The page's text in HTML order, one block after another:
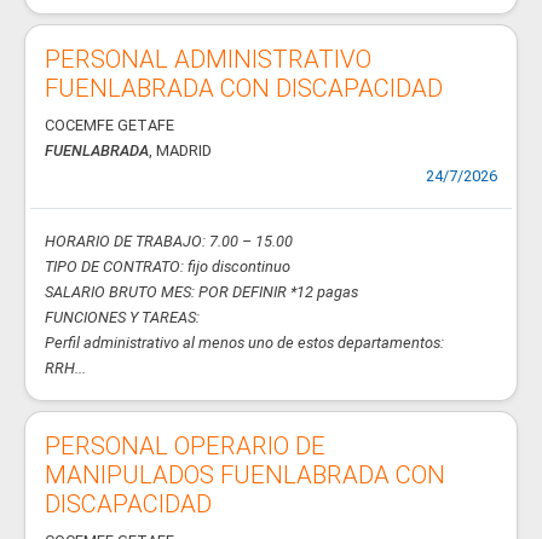
PERSONAL ADMINISTRATIVO
FUENLABRADA CON DISCAPACIDAD
COCEMFE GETAFE
FUENLABRADA, MADRID
24/7/2026
HORARIO DE TRABAJO: 7.00 – 15.00
TIPO DE CONTRATO: fijo discontinuo
SALARIO BRUTO MES: POR DEFINIR *12 pagas
FUNCIONES Y TAREAS:
Perfil administrativo al menos uno de estos departamentos:
RRH...
PERSONAL OPERARIO DE
MANIPULADOS FUENLABRADA CON
DISCAPACIDAD